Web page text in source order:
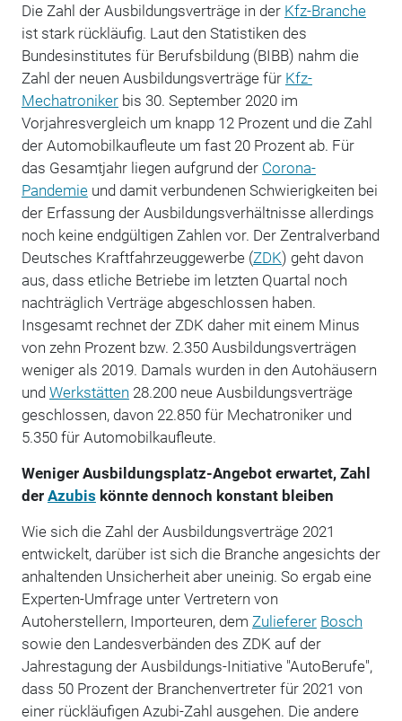
Die Zahl der Ausbildungsverträge in der Kfz-Branche
ist stark rückläufig. Laut den Statistiken des
Bundesinstitutes für Berufsbildung (BIBB) nahm die
Zahl der neuen Ausbildungsverträge für Kfz-
Mechatronikerbis 30. September 2020 im
Vorjahresvergleich um knapp 12 Prozent und die Zahl
der Automobilkaufleute um fast 20 Prozent ab. Für
das Gesamtjahr liegen aufgrund der Corona-
Pandemieund damit verbundenen Schwierigkeiten bei
der Erfassung der Ausbildungsverhältnisse allerdings
noch keine endgültigen Zahlen vor. Der Zentralverband
Deutsches Kraftfahrzeuggewerbe (ZDK) geht davon
aus, dass etliche Betriebe im letzten Quartal noch
nachträglich Verträge abgeschlossen haben.
Insgesamt rechnet der ZDK daher mit einem Minus
von zehn Prozent bzw. 2.350 Ausbildungsverträgen
weniger als 2019. Damals wurden in den Autohäusern
und Werkstätten 28.200 neue Ausbildungsverträge
geschlossen, davon 22.850 für Mechatroniker und
5.350 für Automobilkaufleute.
Weniger Ausbildungsplatz-Angebot erwartet, Zahl
der Azubis könnte dennoch konstant bleiben
Wie sich die Zahl der Ausbildungsverträge 2021
entwickelt, darüber ist sich die Branche angesichts der
anhaltenden Unsicherheit aber uneinig. So ergab eine
Experten-Umfrage unter Vertretern von
Autoherstellern, Importeuren, dem Zulieferer Bosch
sowie den Landesverbänden des ZDK auf der
Jahrestagung der Ausbildungs-Initiative "AutoBerufe",
dass 50 Prozent der Branchenvertreter für 2021 von
einer rückläufigen Azubi-Zahl ausgehen. Die andere